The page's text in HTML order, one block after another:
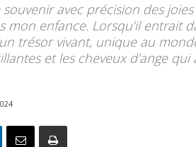
avec précision des
mon enfance. Lorsqu’il entrait
trésor vivant, unique au
et les cheveux d’ange